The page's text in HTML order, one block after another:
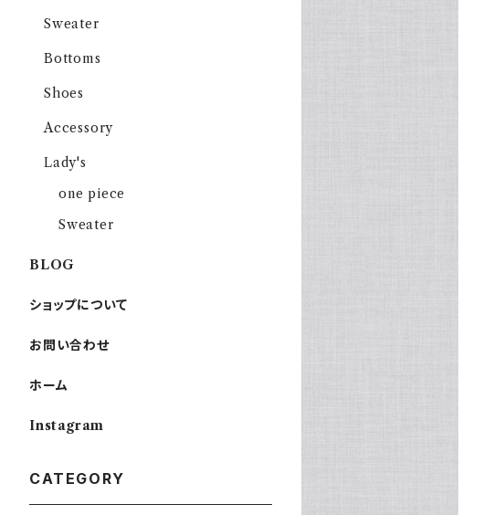
Sweater
Bottoms
Shoes
Accessory
Lady's
one piece
Sweater
BLOG
ショップについて
お問い合わせ
ホーム
Instagram
CATEGORY